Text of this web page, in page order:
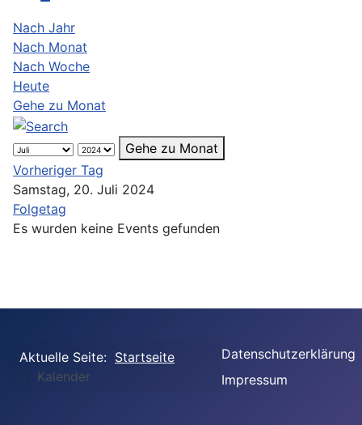
Nach Jahr
Nach Monat
Nach Woche
Heute
Gehe zu Monat
Gehe zu Monat
Vorheriger Tag
Samstag, 20. Juli 2024
Folgetag
Es wurden keine Events gefunden
Aktuelle Seite: Startseite
Kalender
Datenschutzerklärung
Impressum